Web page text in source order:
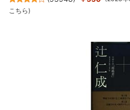
こちら)